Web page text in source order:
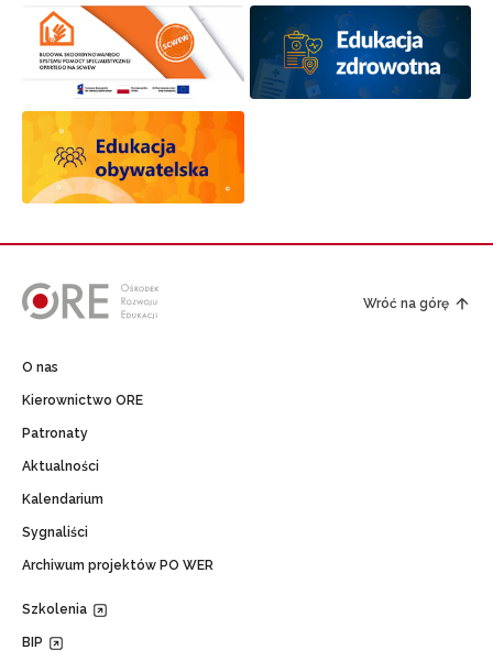
Wróć na górę
O nas
Kierownictwo ORE
Patronaty
Aktualności
Kalendarium
Sygnaliści
Archiwum projektów PO WER
Szkolenia
BIP